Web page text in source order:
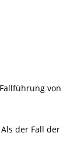
von
der Fall der